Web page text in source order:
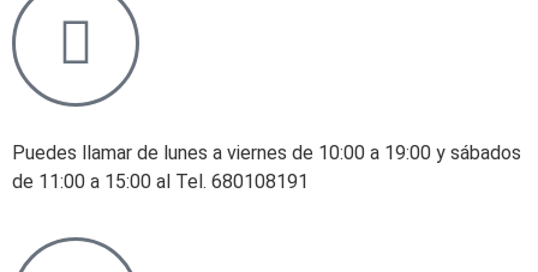
Puedes llamar de lunes a viernes de 10:00 a 19:00 y sábados
de 11:00 a 15:00 al Tel. 680108191